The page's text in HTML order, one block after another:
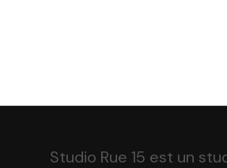
Studio Rue 15 est un